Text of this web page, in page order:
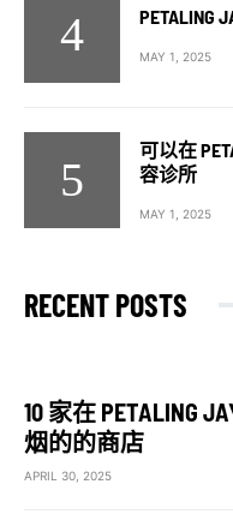
PETALING
MAY 1, 2025
可以在
容诊所
MAY 1, 2025
RECENT POSTS
10 家在 PETALING
烟的的商店
APRIL 30, 2025